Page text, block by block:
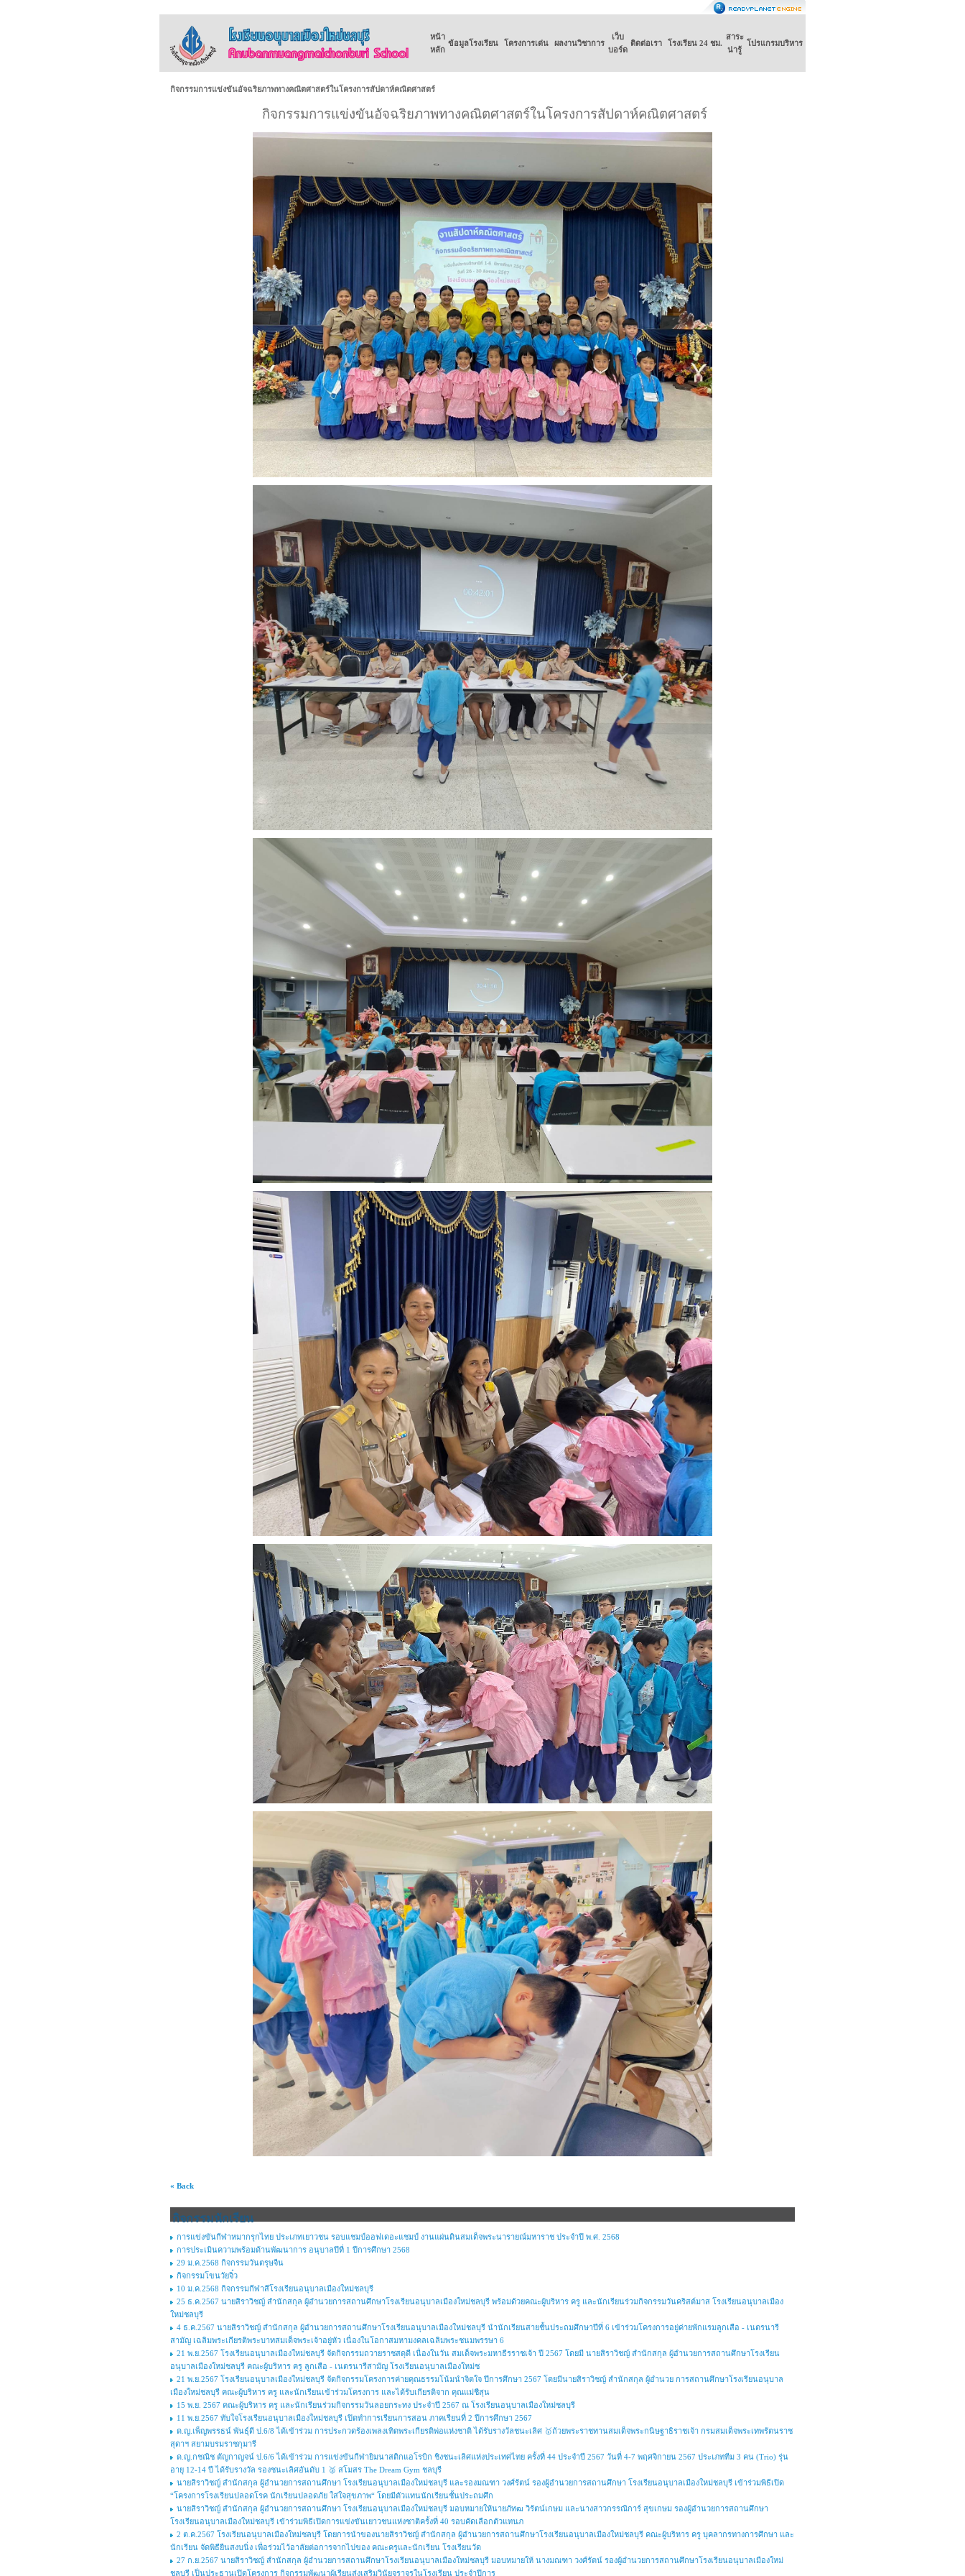
หน้า
หลัก
ข้อมูลโรงเรียน โครงการเด่น ผลงานวิชาการ
เว็บ
บอร์ด
ติดต่อเรา โรงเรียน 24 ชม.
สาระ
น่ารู้
โปรแกรมบริหาร
กิจกรรมการแข่งขันอัจฉริยภาพทางคณิตศาสตร์ในโครงการสัปดาห์คณิตศาสตร์
กิจกรรมการแข่งขันอัจฉริยภาพทางคณิตศาสตร์ในโครงการสัปดาห์คณิตศาสตร์
« Back
กิจกรรมนักเรียน
การแข่งขันกีฬาหมากรุกไทย ประเภทเยาวชน รอบแชมป์ออฟเดอะแชมป์ งานแผ่นดินสมเด็จพระนารายณ์มหาราช ประจำปี พ.ศ. 2568
การประเมินความพร้อมด้านพัฒนาการ อนุบาลปีที่ 1 ปีการศึกษา 2568
29 ม.ค.2568 กิจกรรมวันตรุษจีน
กิจกรรมโขนวัยจิ๋ว
10 ม.ค.2568 กิจกรรมกีฬาสีโรงเรียนอนุบาลเมืองใหม่ชลบุรี
25 ธ.ค.2567 นายสิราวิชญ์ สำนักสกุล ผู้อำนวยการสถานศึกษาโรงเรียนอนุบาลเมืองใหม่ชลบุรี พร้อมด้วยคณะผู้บริหาร ครู และนักเรียนร่วมกิจกรรมวันคริสต์มาส โรงเรียนอนุบาลเมือง
ใหม่ชลบุรี
4 ธ.ค.2567 นายสิราวิชญ์ สำนักสกุล ผู้อำนวยการสถานศึกษาโรงเรียนอนุบาลเมืองใหม่ชลบุรี นำนักเรียนสายชั้นประถมศึกษาปีที่ 6 เข้าร่วมโครงการอยู่ค่ายพักแรมลูกเสือ - เนตรนารี
สามัญ เฉลิมพระเกียรติพระบาทสมเด็จพระเจ้าอยู่หัว เนื่องในโอกาสมหามงคลเฉลิมพระชนมพรรษา 6
21 พ.ย.2567 โรงเรียนอนุบาลเมืองใหม่ชลบุรี จัดกิจกรรมถวายราชสดุดี เนื่องในวัน สมเด็จพระมหาธีรราชเจ้า ปี 2567 โดยมี นายสิราวิชญ์ สำนักสกุล ผู้อำนวยการสถานศึกษาโรงเรียน
อนุบาลเมืองใหม่ชลบุรี คณะผู้บริหาร ครู ลูกเสือ - เนตรนารีสามัญ โรงเรียนอนุบาลเมืองใหม่ช
21 พ.ย.2567 โรงเรียนอนุบาลเมืองใหม่ชลบุรี จัดกิจกรรมโครงการค่ายคุณธรรมโน้มนำจิตใจ ปีการศึกษา 2567 โดยมีนายสิราวิชญ์ สำนักสกุล ผู้อำนวย การสถานศึกษาโรงเรียนอนุบาล
เมืองใหม่ชลบุรี คณะผู้บริหาร ครู และนักเรียนเข้าร่วมโครงการ และได้รับเกียรติจาก คุณแม่ชีสุน
15 พ.ย. 2567 คณะผู้บริหาร ครู และนักเรียนร่วมกิจกรรมวันลอยกระทง ประจำปี 2567 ณ โรงเรียนอนุบาลเมืองใหม่ชลบุรี
11 พ.ย.2567 ทับใจโรงเรียนอนุบาลเมืองใหม่ชลบุรี เปิดทำการเรียนการสอน ภาคเรียนที่ 2 ปีการศึกษา 2567
ด.ญ.เพ็ญพรรธน์ พันธุ์ดี ป.6/8 ได้เข้าร่วม การประกวดร้องเพลงเทิดพระเกียรติพ่อแห่งชาติ ได้รับรางวัลชนะเลิศ 🥇ถ้วยพระราชทานสมเด็จพระกนิษฐาธิราชเจ้า กรมสมเด็จพระเทพรัตนราช
สุดาฯ สยามบรมราชกุมารี
ด.ญ.กชณิช ตัญกาญจน์ ป.6/6 ได้เข้าร่วม การแข่งขันกีฬายิมนาสติกแอโรบิก ชิงชนะเลิศแห่งประเทศไทย ครั้งที่ 44 ประจำปี 2567 วันที่ 4-7 พฤศจิกายน 2567 ประเภททีม 3 คน (Trio) รุ่น
อายุ 12-14 ปี ได้รับรางวัล รองชนะเลิศอันดับ 1 🥈 สโมสร The Dream Gym ชลบุรี
นายสิราวิชญ์ สำนักสกุล ผู้อำนวยการสถานศึกษา โรงเรียนอนุบาลเมืองใหม่ชลบุรี และรองมณฑา วงศ์รัตน์ รองผู้อำนวยการสถานศึกษา โรงเรียนอนุบาลเมืองใหม่ชลบุรี เข้าร่วมพิธีเปิด
“โครงการโรงเรียนปลอดโรค นักเรียนปลอดภัย ใส่ใจสุขภาพ“ โดยมีตัวแทนนักเรียนชั้นประถมศึก
นายสิราวิชญ์ สำนักสกุล ผู้อำนวยการสถานศึกษา โรงเรียนอนุบาลเมืองใหม่ชลบุรี มอบหมายให้นายภัทฒ วิรัตน์เกษม และนางสาวกรรณิการ์ สุขเกษม รองผู้อำนวยการสถานศึกษา
โรงเรียนอนุบาลเมืองใหม่ชลบุรี เข้าร่วมพิธีเปิดการแข่งขันเยาวชนแห่งชาติครั้งที่ 40 รอบคัดเลือกตัวแทนภ
2 ต.ค.2567 โรงเรียนอนุบาลเมืองใหม่ชลบุรี โดยการนำของนายสิราวิชญ์ สำนักสกุล ผู้อำนวยการสถานศึกษาโรงเรียนอนุบาลเมืองใหม่ชลบุรี คณะผู้บริหาร ครู บุคลากรทางการศึกษา และ
นักเรียน จัดพิธียืนสงบนิ่ง เพื่อร่วมไว้อาลัยต่อการจากไปของ คณะครูและนักเรียน โรงเรียนวัด
27 ก.ย.2567 นายสิราวิชญ์ สำนักสกุล ผู้อำนวยการสถานศึกษาโรงเรียนอนุบาลเมืองใหม่ชลบุรี มอบหมายให้ นางมณฑา วงศ์รัตน์ รองผู้อำนวยการสถานศึกษาโรงเรียนอนุบาลเมืองใหม่
ชลบุรี เป็นประธานเปิดโครงการ กิจกรรมพัฒนาผู้เรียนส่งเสริมวินัยจราจรในโรงเรียน ประจำปีการ